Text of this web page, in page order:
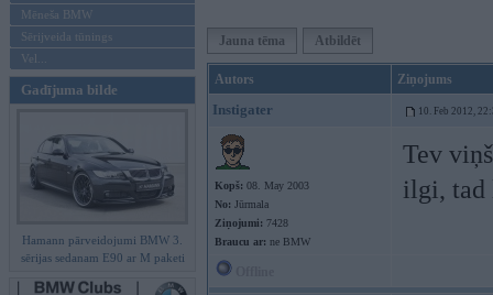
Mēneša BMW
Sērijveida tūnings
Vel...
Gadījuma bilde
Hamann pārveidojumi BMW 3.
sērijas sedanam E90 ar M paketi
Jauna tēma Atbildēt
Autors Ziņojums
Instigater 10. Feb 2012,
Kopš: 08. May 2003
No: Jūrmala
Ziņojumi: 7428
Braucu ar: ne BMW
Tev
ilgi, tad